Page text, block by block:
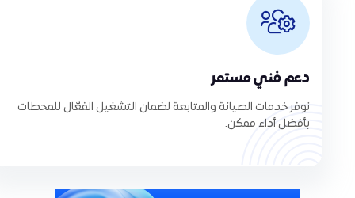
دعم فني مستمر
نوفر خدمات الصيانة والمتابعة لضمان التشغيل الفعّال للمحطات
بأفضل أداء ممكن.